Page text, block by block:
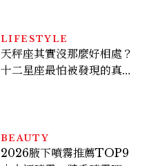
LIFESTYLE
天秤座其實沒那麼好相處？
十二星座最怕被發現的真實
BEAUTY
2026腋下噴霧推薦TOP9